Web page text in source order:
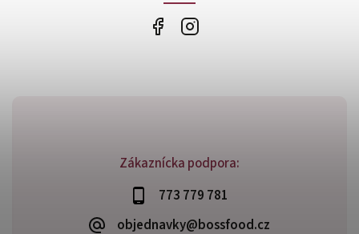
Zákaznícka podpora:
773 779 781
objednavky@bossfood.cz